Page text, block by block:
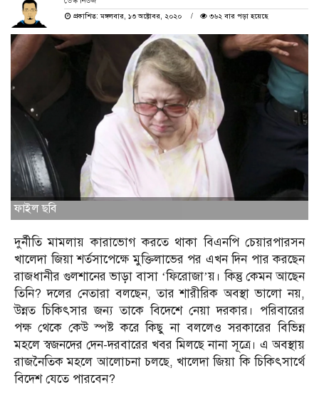
প্রকাশিত: মঙ্গলবার, ১৩ অক্টোবর, ২০২০
৩৬২ বার পড়া হয়েছে
ফাইল ছবি
দুর্নীতি মামলায় কারাভোগ করতে থাকা বিএনপি চেয়ারপারসন
খালেদা জিয়া শর্তসাপেক্ষে মুক্তিলাভের পর এখন দিন পার করছেন
রাজধানীর গুলশানের ভাড়া বাসা ‘ফিরোজা’য়। কিন্তু কেমন আছেন
তিনি? দলের নেতারা বলছেন, তার শারীরিক অবস্থা ভালো নয়,
উন্নত চিকিৎসার জন্য তাকে বিদেশে নেয়া দরকার। পরিবারের
পক্ষ থেকে কেউ স্পষ্ট করে কিছু না বললেও সরকারের বিভিন্ন
মহলে স্বজনদের দেন-দরবারের খবর মিলছে নানা সূত্রে। এ অবস্থায়
রাজনৈতিক মহলে আলোচনা চলছে, খালেদা জিয়া কি চিকিৎসার্থে
বিদেশ যেতে পারবেন?